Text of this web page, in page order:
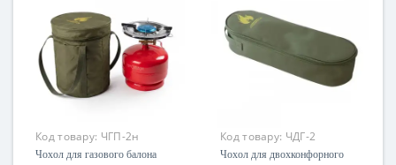
Код товару: ЧГП-2н
Чохол для газового балона
Код товару: ЧДГ-2
Чохол для двохконфорного